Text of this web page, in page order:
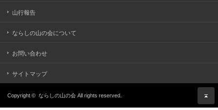
山行報告
ならしの山の会について
お問い合わせ
サイトマップ
Copyright © ならしの山の会 All rights reserved.